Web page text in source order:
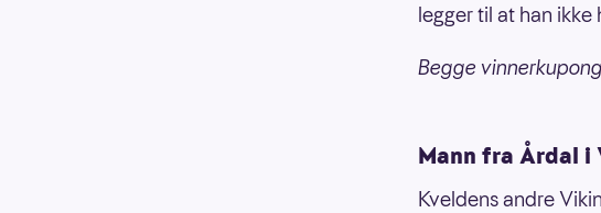
legger til at han
Begge
Mann fra Årdal i
Kveldens andre